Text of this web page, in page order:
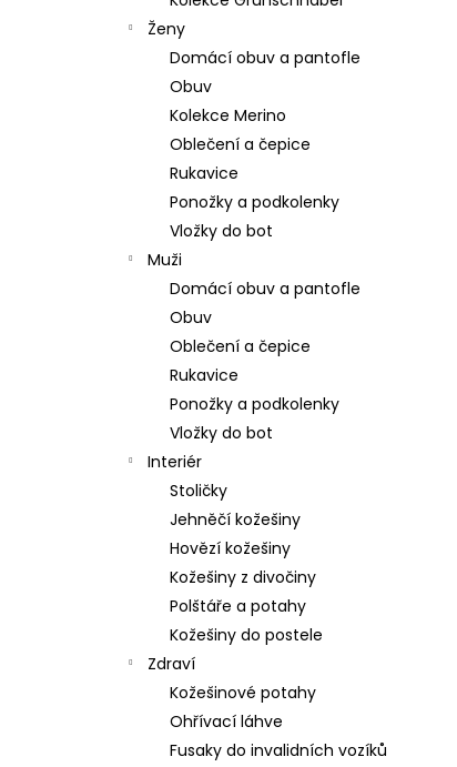
Ženy
Domácí obuv a pantofle
Obuv
Kolekce Merino
Oblečení a čepice
Rukavice
Ponožky a podkolenky
Vložky do bot
Muži
Domácí obuv a pantofle
Obuv
Oblečení a čepice
Rukavice
Ponožky a podkolenky
Vložky do bot
Interiér
Stoličky
Jehněčí kožešiny
Hovězí kožešiny
Kožešiny z divočiny
Polštáře a potahy
Kožešiny do postele
Zdraví
Kožešinové potahy
Ohřívací láhve
Fusaky do invalidních vozíků
309 Kč